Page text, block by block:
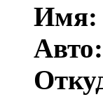
Имя:
Авто: